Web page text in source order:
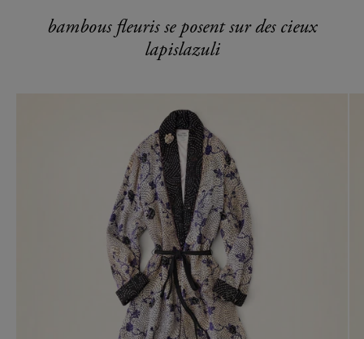
bambous fleuris se posent sur des cieux
lapislazuli